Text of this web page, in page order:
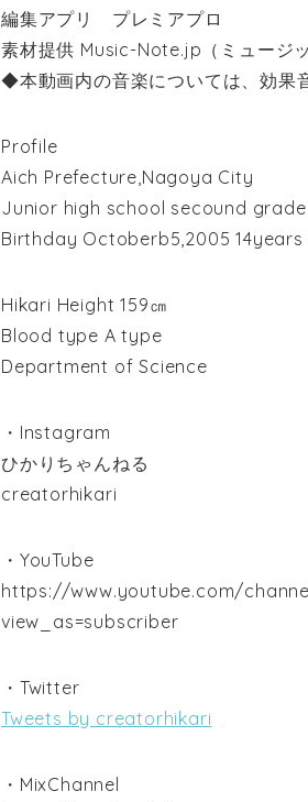
編集アプリ プレミアプロ
素材提供 Music-Note.jp（ミュージッ
◆本動画内の音楽については、効果
Profile
Aich Prefecture,Nagoya City
Junior high school secound
Birthday Octoberb5,2005 14years
Hikari Height 159㎝
Blood type A type
Department of Science
・Instagram
ひかりちゃんねる
creatorhikari
・YouTube
https://www.youtube.com/
view_as=subscriber
・Twitter
Tweets by creatorhikari
・MixChannel